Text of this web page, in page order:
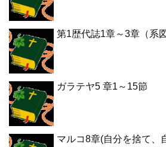
第1歴代誌1章～3章（系
ガラテヤ5 章1～15節
マルコ8章(自分を捨て、